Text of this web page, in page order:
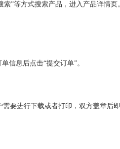
索”等方式搜索产品，进入产品详情
信息后点击“提交订单”。
要进行下载或者打印，双方盖章后即